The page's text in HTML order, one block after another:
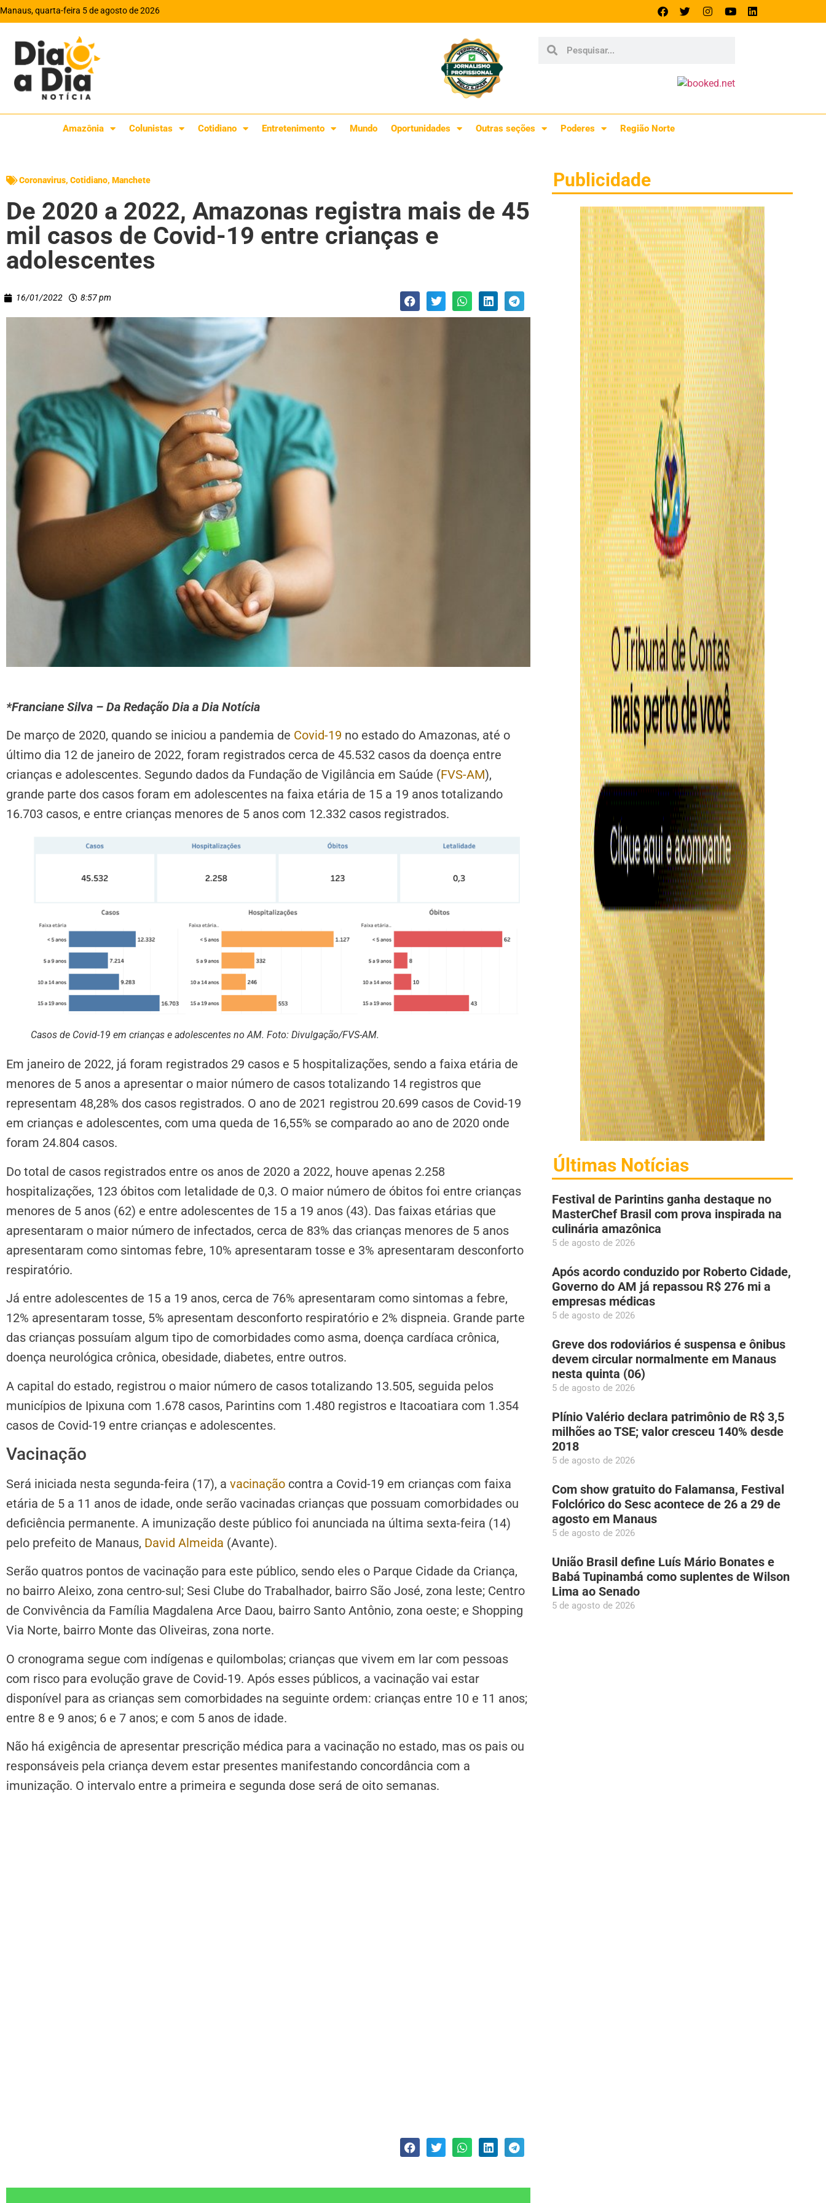
Manaus, quarta-feira 5 de agosto de 2026
Amazônia Colunistas Cotidiano Entretenimento Mundo Oportunidades Outras seções Poderes Região Norte
Coronavirus, Cotidiano, Manchete
De 2020 a 2022, Amazonas registra mais de 45
mil casos de Covid-19 entre crianças e
adolescentes
16/01/2022 8:57 pm
*Franciane Silva – Da Redação Dia a Dia Notícia
De março de 2020, quando se iniciou a pandemia de Covid-19 no estado do Amazonas, até o
último dia 12 de janeiro de 2022, foram registrados cerca de 45.532 casos da doença entre
crianças e adolescentes. Segundo dados da Fundação de Vigilância em Saúde (FVS-AM),
grande parte dos casos foram em adolescentes na faixa etária de 15 a 19 anos totalizando
16.703 casos, e entre crianças menores de 5 anos com 12.332 casos registrados.
Casos de Covid-19 em crianças e adolescentes no AM. Foto: Divulgação/FVS-AM.
Em janeiro de 2022, já foram registrados 29 casos e 5 hospitalizações, sendo a faixa etária de
menores de 5 anos a apresentar o maior número de casos totalizando 14 registros que
representam 48,28% dos casos registrados. O ano de 2021 registrou 20.699 casos de Covid-19
em crianças e adolescentes, com uma queda de 16,55% se comparado ao ano de 2020 onde
foram 24.804 casos.
Do total de casos registrados entre os anos de 2020 a 2022, houve apenas 2.258
hospitalizações, 123 óbitos com letalidade de 0,3. O maior número de óbitos foi entre crianças
menores de 5 anos (62) e entre adolescentes de 15 a 19 anos (43). Das faixas etárias que
apresentaram o maior número de infectados, cerca de 83% das crianças menores de 5 anos
apresentaram como sintomas febre, 10% apresentaram tosse e 3% apresentaram desconforto
respiratório.
Já entre adolescentes de 15 a 19 anos, cerca de 76% apresentaram como sintomas a febre,
12% apresentaram tosse, 5% apresentam desconforto respiratório e 2% dispneia. Grande parte
das crianças possuíam algum tipo de comorbidades como asma, doença cardíaca crônica,
doença neurológica crônica, obesidade, diabetes, entre outros.
A capital do estado, registrou o maior número de casos totalizando 13.505, seguida pelos
municípios de Ipixuna com 1.678 casos, Parintins com 1.480 registros e Itacoatiara com 1.354
casos de Covid-19 entre crianças e adolescentes.
Vacinação
Será iniciada nesta segunda-feira (17), a vacinação contra a Covid-19 em crianças com faixa
etária de 5 a 11 anos de idade, onde serão vacinadas crianças que possuam comorbidades ou
deficiência permanente. A imunização deste público foi anunciada na última sexta-feira (14)
pelo prefeito de Manaus, David Almeida (Avante).
Serão quatros pontos de vacinação para este público, sendo eles o Parque Cidade da Criança,
no bairro Aleixo, zona centro-sul; Sesi Clube do Trabalhador, bairro São José, zona leste; Centro
de Convivência da Família Magdalena Arce Daou, bairro Santo Antônio, zona oeste; e Shopping
Via Norte, bairro Monte das Oliveiras, zona norte.
O cronograma segue com indígenas e quilombolas; crianças que vivem em lar com pessoas
com risco para evolução grave de Covid-19. Após esses públicos, a vacinação vai estar
disponível para as crianças sem comorbidades na seguinte ordem: crianças entre 10 e 11 anos;
entre 8 e 9 anos; 6 e 7 anos; e com 5 anos de idade.
Não há exigência de apresentar prescrição médica para a vacinação no estado, mas os pais ou
responsáveis pela criança devem estar presentes manifestando concordância com a
imunização. O intervalo entre a primeira e segunda dose será de oito semanas.
Publicidade
Últimas Notícias
Festival de Parintins ganha destaque no
MasterChef Brasil com prova inspirada na
culinária amazônica
5 de agosto de 2026
Após acordo conduzido por Roberto Cidade,
Governo do AM já repassou R$ 276 mi a
empresas médicas
5 de agosto de 2026
Greve dos rodoviários é suspensa e ônibus
devem circular normalmente em Manaus
nesta quinta (06)
5 de agosto de 2026
Plínio Valério declara patrimônio de R$ 3,5
milhões ao TSE; valor cresceu 140% desde
2018
5 de agosto de 2026
Com show gratuito do Falamansa, Festival
Folclórico do Sesc acontece de 26 a 29 de
agosto em Manaus
5 de agosto de 2026
União Brasil define Luís Mário Bonates e
Babá Tupinambá como suplentes de Wilson
Lima ao Senado
5 de agosto de 2026